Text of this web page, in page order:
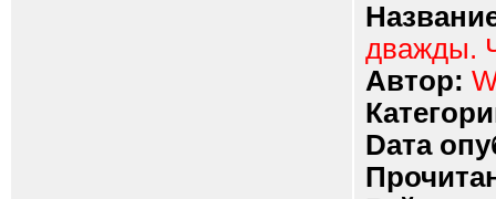
дважды.
Автор:
Dата